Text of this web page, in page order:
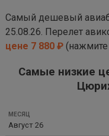
Самый дешевый
25.08.26. Перелет
цене 7 880 ₽ (нажмите
Самые низкие
МЕСЯЦ
ВЫЛЕТ
Август 26